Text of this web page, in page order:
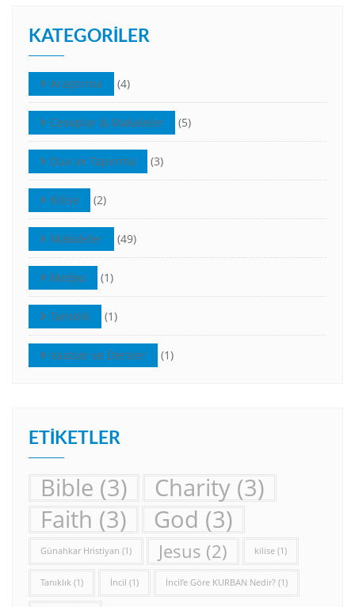
KATEGORILER
Araştırma (4)
Cevaplar & Makaleler (5)
Dua ve Tapınma (3)
Kilise (2)
Makaleler (49)
Medya (1)
Tanıklık (1)
Vaazlar ve Dersler (1)
ETIKETLER
Bible (3) Charity (3)
Faith (3) God (3)
Günahkar Hristiyan (1) Jesus (2) kilise (1)
Tanıklık (1) İncil (1) İncil’e Göre KURBAN Nedir? (1)